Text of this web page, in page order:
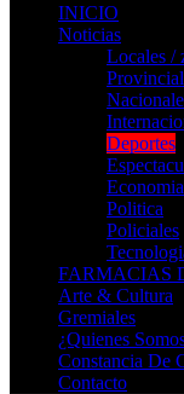
INICIO
Noticias
Locales /
Deportes
Economia
Politica
Policiales
FARMACIAS
Arte & Cultura
Gremiales
¿Quienes
Constancia De
Contacto